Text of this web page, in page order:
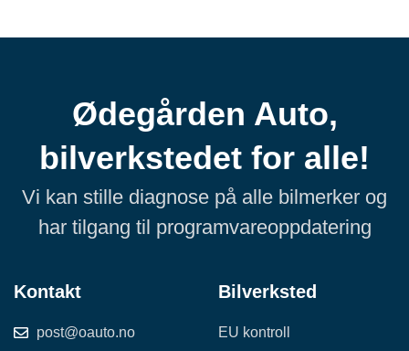
Ødegården Auto,
bilverkstedet for alle!
Vi kan stille diagnose på alle bilmerker og
har tilgang til programvareoppdatering
Kontakt
post@oauto.no
Bilverksted
EU kontroll